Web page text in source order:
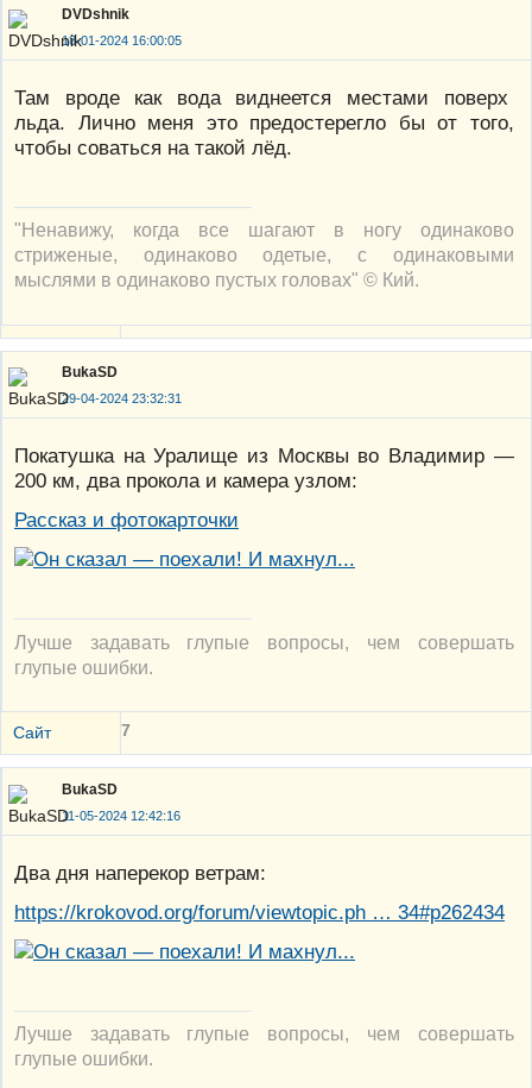
DVDshnik
18-01-2024 16:00:05
Там вроде как вода виднеется местами поверх
льда. Лично меня это предостерегло бы от того,
чтобы соваться на такой лёд.
"Ненавижу, когда все шагают в ногу одинаково
стриженые, одинаково одетые, с одинаковыми
мыслями в одинаково пустых головах" © Кий.
BukaSD
29-04-2024 23:32:31
Покатушка на Уралище из Москвы во Владимир —
200 км, два прокола и камера узлом:
Рассказ и фотокарточки
Лучше задавать глупые вопросы, чем совершать
глупые ошибки.
Сайт 7
BukaSD
11-05-2024 12:42:16
Два дня наперекор ветрам:
https://krokovod.org/forum/viewtopic.ph … 34#p262434
Лучше задавать глупые вопросы, чем совершать
глупые ошибки.